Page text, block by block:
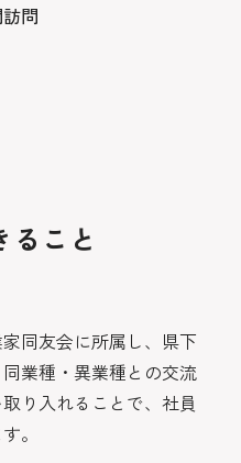
問
ること
同友会に所属し、県下
業種・異業種との交流
り入れることで、社員
。